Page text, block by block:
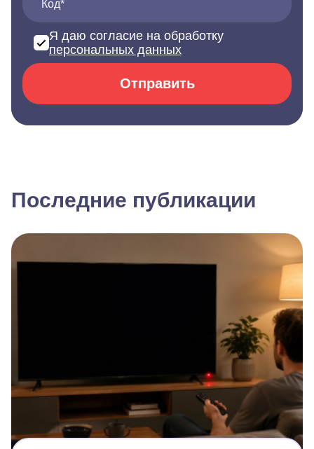
Код*
Я даю согласие на обработку
персональных данных
Отправить
Последние публикации